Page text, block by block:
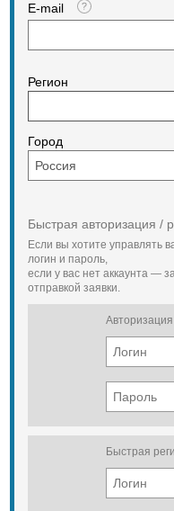
E-mail
Регион
Город
Быстрая авторизация /
Если вы хотите управлять
логин и пароль,
если у вас нет аккаунта —
отправкой заявки.
Авторизация
Быстрая